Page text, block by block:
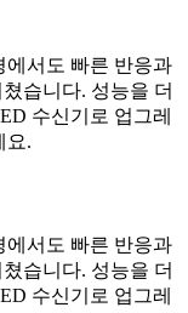
에서도 빠른 반응과
습니다. 성능을 더
수신기로 업그레
요.
에서도 빠른 반응과
습니다. 성능을 더
수신기로 업그레